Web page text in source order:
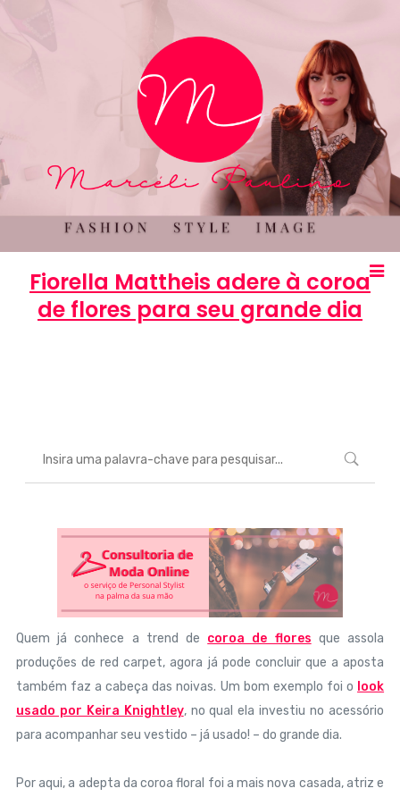
Fiorella Mattheis adere à coroa
de flores para seu grande dia
Quem já conhece a trend de coroa de flores que assola
produções de red carpet, agora já pode concluir que a aposta
também faz a cabeça das noivas. Um bom exemplo foi o look
usado por Keira Knightley, no qual ela investiu no acessório
para acompanhar seu vestido – já usado! – do grande dia.
Por aqui, a adepta da coroa floral foi a mais nova casada, atriz e